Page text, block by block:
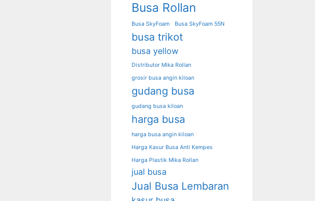
Busa Rollan
Busa SkyFoam Busa SkyFoam 55N
busa trikot
busa yellow
Distributor Mika Rollan
grosir busa angin kiloan
gudang busa
gudang busa kiloan
harga busa
harga busa angin kiloan
Harga Kasur Busa Anti Kempes
Harga Plastik Mika Rollan
jual busa
Jual Busa Lembaran